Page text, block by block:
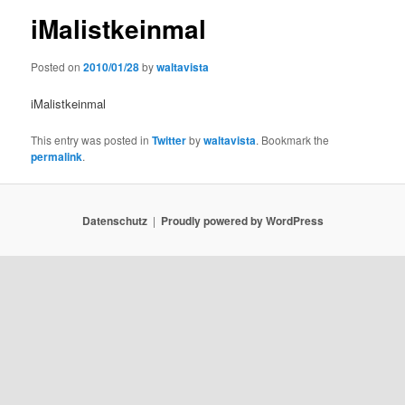
iMalistkeinmal
Posted on2010/01/28bywaltavista
iMalistkeinmal
This entry was posted inTwitterbywaltavista. Bookmark the
permalink.
Datenschutz Proudly powered by WordPress